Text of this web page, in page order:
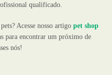
qualificado.
Acesse nosso artigo pet shop
para encontrar um próximo de
nós!